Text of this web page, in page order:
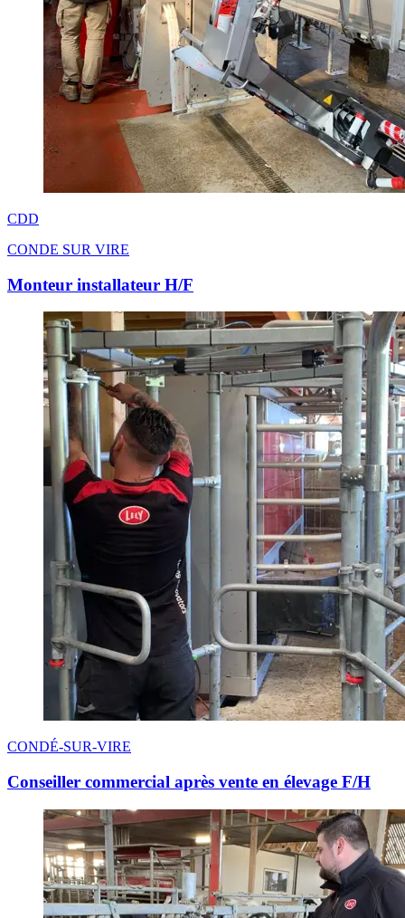
CDD
CONDE SUR VIRE
Monteur installateur H/F
CONDÉ-SUR-VIRE
Conseiller commercial après vente en élevage F/H